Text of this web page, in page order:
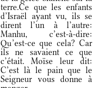
terre.Ce que les enfants
d’Israël ayant vu, ils se
dirent l’un à l’autre:
Manhu, c’est-à-dire:
Qu’est-ce que cela? Car
ils ne savaient ce que
c’était. Moïse leur dit:
C’est là le pain que le
Seigneur vous donne à